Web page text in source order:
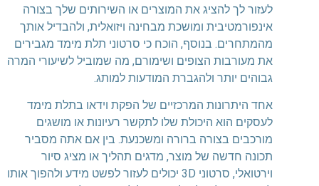
לעזור לך להציג את המוצרים או השירותים שלך בצורה
אינפורמטיבית ומושכת מבחינה ויזואלית, ולהבדיל אותך
מהמתחרים. בנוסף, הוכח כי סרטוני תלת מימד מגבירים
את מעורבות הצופים ושימורם, מה שמוביל לשיעורי המרה
גבוהים יותר ולהגברת המודעות למותג.
אחד היתרונות המרכזיים של הפקת וידאו בתלת מימד
לעסקים הוא היכולת שלו לתקשר רעיונות או מושגים
מורכבים בצורה ברורה ומשכנעת. בין אם אתה מסביר
תכונה חדשה של מוצר, מדגים תהליך או מציג סיור
וירטואלי, סרטוני 3D יכולים לעזור לפשט מידע ולהפוך אותו